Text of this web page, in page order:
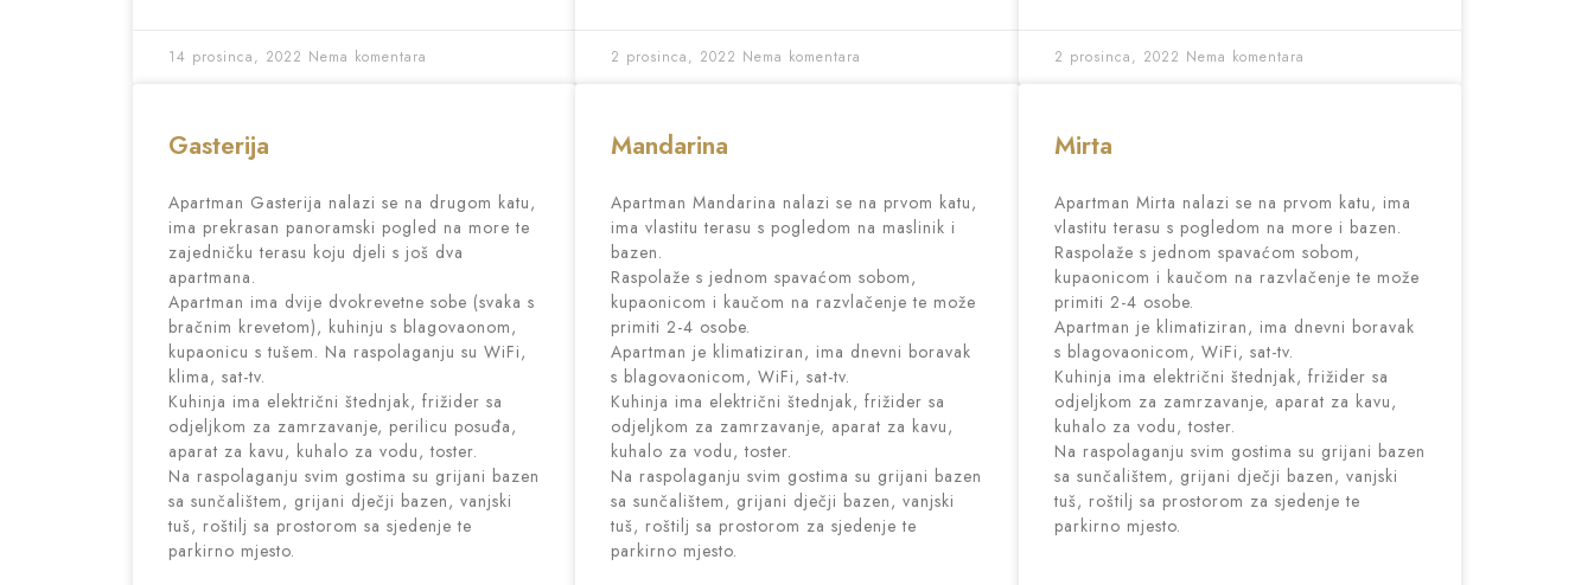
14 prosinca, 2022 Nema komentara 2 prosinca, 2022 Nema komentara 2 prosinca, 2022 Nema komentara
Gasterija
Apartman Gasterija nalazi se na drugom katu,
ima prekrasan panoramski pogled na more te
zajedničku terasu koju djeli s još dva
apartmana.
Apartman ima dvije dvokrevetne sobe (svaka s
bračnim krevetom), kuhinju s blagovaonom,
kupaonicu s tušem. Na raspolaganju su WiFi,
klima, sat-tv.
Kuhinja ima električni štednjak, frižider sa
odjeljkom za zamrzavanje, perilicu posuđa,
aparat za kavu, kuhalo za vodu, toster.
Na raspolaganju svim gostima su grijani bazen
sa sunčalištem, grijani dječji bazen, vanjski
tuš, roštilj sa prostorom sa sjedenje te
parkirno mjesto.
Mandarina
Apartman Mandarina nalazi se na prvom katu,
ima vlastitu terasu s pogledom na maslinik i
bazen.
Raspolaže s jednom spavaćom sobom,
kupaonicom i kaučom na razvlačenje te može
primiti 2-4 osobe.
Apartman je klimatiziran, ima dnevni boravak
s blagovaonicom, WiFi, sat-tv.
Kuhinja ima električni štednjak, frižider sa
odjeljkom za zamrzavanje, aparat za kavu,
kuhalo za vodu, toster.
Na raspolaganju svim gostima su grijani bazen
sa sunčalištem, grijani dječji bazen, vanjski
tuš, roštilj sa prostorom za sjedenje te
parkirno mjesto.
Mirta
Apartman Mirta nalazi se na prvom katu, ima
vlastitu terasu s pogledom na more i bazen.
Raspolaže s jednom spavaćom sobom,
kupaonicom i kaučom na razvlačenje te može
primiti 2-4 osobe.
Apartman je klimatiziran, ima dnevni boravak
s blagovaonicom, WiFi, sat-tv.
Kuhinja ima električni štednjak, frižider sa
odjeljkom za zamrzavanje, aparat za kavu,
kuhalo za vodu, toster.
Na raspolaganju svim gostima su grijani bazen
sa sunčalištem, grijani dječji bazen, vanjski
tuš, roštilj sa prostorom za sjedenje te
parkirno mjesto.